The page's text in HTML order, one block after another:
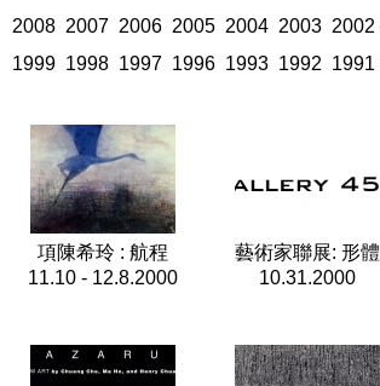
2008 2007 2006 2005 2004 2003 2002
1999 1998 1997 1996 1993 1992 1991
項陳希玲 : 航程
11.10 - 12.8.2000
藝術家聯展: 形體
10.31.2000